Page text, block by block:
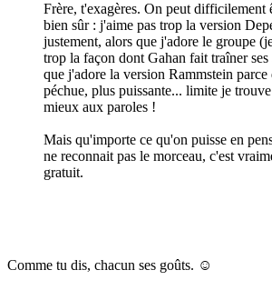
Frère, t'exagères. On peut difficilement
bien sûr : j'aime pas trop la version
justement, alors que j'adore le groupe
trop la façon dont Gahan fait traîner
que j'adore la version Rammstein parce
péchue, plus puissante... limite je
mieux aux paroles !
Mais qu'importe ce qu'on puisse en
ne reconnait pas le morceau, c'est
gratuit.
Comme tu dis, chacun ses goûts. ☺️